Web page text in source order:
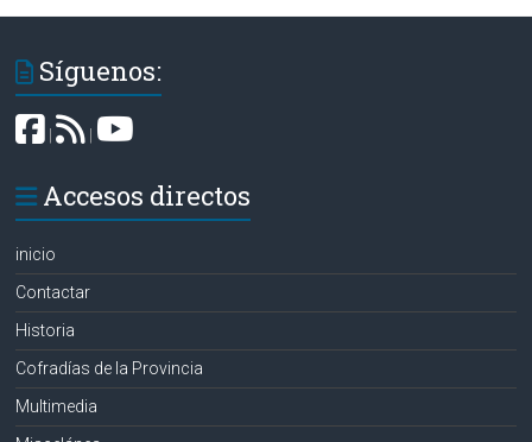
Síguenos:
|
Accesos directos
inicio
Contactar
Historia
Cofradías de la Provincia
Multimedia